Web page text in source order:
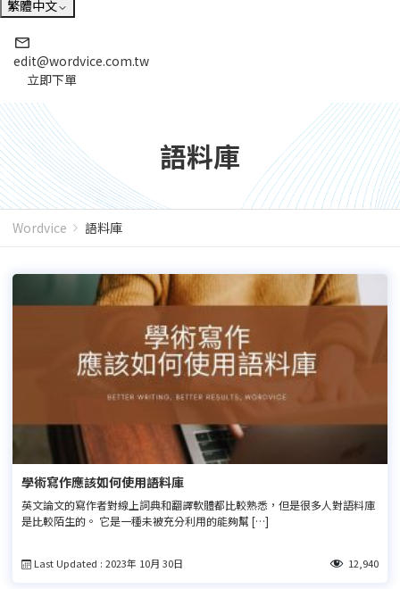
繁體中文
edit@wordvice.com.tw
立即下單
語料庫
Wordvice 語料庫
學術寫作應該如何使用語料庫
英文論文的寫作者對線上詞典和翻譯軟體都比較熟悉，但是很多人對語料庫
是比較陌生的。 它是一種未被充分利用的能夠幫 […]
Last Updated : 2023年 10月 30日 12,940